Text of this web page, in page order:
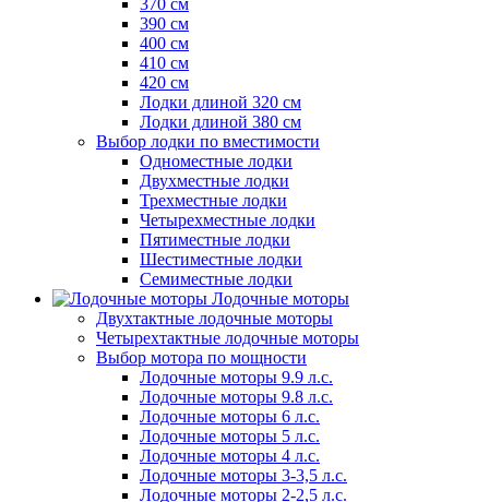
370 см
390 см
400 см
410 см
420 см
Лодки длиной 320 см
Лодки длиной 380 см
Выбор лодки по вместимости
Одноместные лодки
Двухместные лодки
Трехместные лодки
Четырехместные лодки
Пятиместные лодки
Шестиместные лодки
Семиместные лодки
Лодочные моторы
Двухтактные лодочные моторы
Четырехтактные лодочные моторы
Выбор мотора по мощности
Лодочные моторы 9.9 л.с.
Лодочные моторы 9.8 л.с.
Лодочные моторы 6 л.с.
Лодочные моторы 5 л.с.
Лодочные моторы 4 л.с.
Лодочные моторы 3-3,5 л.с.
Лодочные моторы 2-2,5 л.с.